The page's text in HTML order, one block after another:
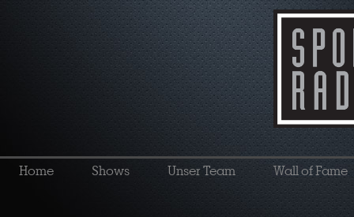
Home Shows Unser Team Wall of Fame